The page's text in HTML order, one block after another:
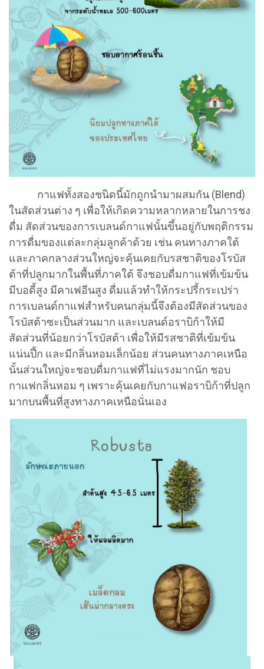
กาแฟทั้งสองชนิดนี้มักถูกนำมาผสมกัน (Blend)
ในสัดส่วนต่าง ๆ เพื่อให้เกิดความหลากหลายในการชง
ดื่ม สัดส่วนของการเบลนด์กาแฟนั้นขึ้นอยู่กับพฤติกรรม
การดื่มของแต่ละกลุ่มลูกค้าด้วย เช่น คนทางภาคใต้
และภาคกลางส่วนใหญ่จะคุ้นเคยกับรสชาติของโรบัส
ต้าที่ปลูกมากในพื้นที่ภาคใต้ จึงชอบดื่มกาแฟที่เข้มข้น
มีบอดี้สูง มีคาเฟอีนสูง ดื่มแล้วทำให้กระปรี้กระเปร่า
การเบลนด์กาแฟสำหรับคนกลุ่มนี้จึงต้องมีสัดส่วนของ
โรบัสต้าซะเป็นส่วนมาก และเบลนด์อราบิก้าให้มี
สัดส่วนที่น้อยกว่าโรบัสต้า เพื่อให้มีรสชาติที่เข้มข้น
แน่นปึ้ก และมีกลิ่นหอมเล็กน้อย ส่วนคนทางภาคเหนือ
นั้นส่วนใหญ่จะชอบดื่มกาแฟที่ไม่แรงมากนัก ชอบ
กาแฟกลิ่นหอม ๆ เพราะคุ้นเคยกับกาแฟอราบิก้าที่ปลูก
มากบนพื้นที่สูงทางภาคเหนือนั่นเอง